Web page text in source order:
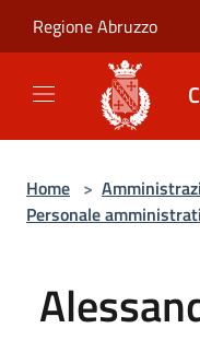
Regione Abruzzo
Home >
Personale